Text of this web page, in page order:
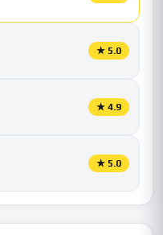
★ 5.0
★ 4.9
★ 5.0